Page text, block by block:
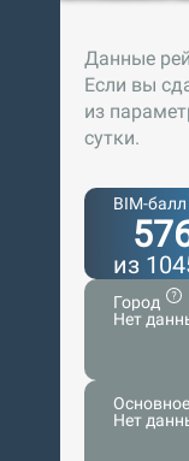
Данные
Если вы
из
сутки.
BIM-балл
из
Город
Нет
Нет